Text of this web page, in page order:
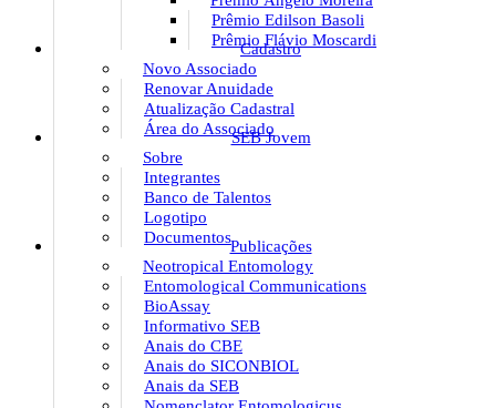
Prêmio Edilson Basoli
Prêmio Flávio Moscardi
Cadastro
Novo Associado
Renovar Anuidade
Atualização Cadastral
Área do Associado
SEB Jovem
Sobre
Integrantes
Banco de Talentos
Logotipo
DocumentosPublicações
Neotropical Entomology
Entomological Communications
BioAssay
Informativo SEB
Anais do CBE
Anais do SICONBIOL
Anais da SEB